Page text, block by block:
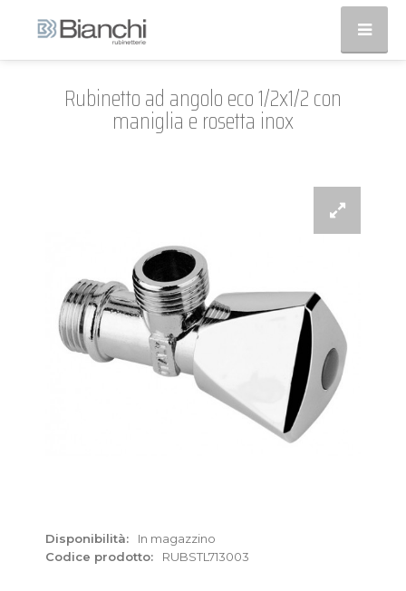
Rubinetto ad angolo eco 1/2x1/2 con
maniglia e rosetta inox
Disponibilità:
In magazzino
Codice prodotto:
RUBSTL713003